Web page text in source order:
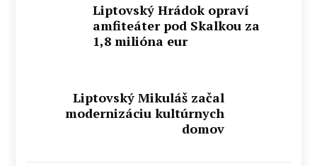
Liptovský Hrádok opraví
amfiteáter pod Skalkou za
1,8 milióna eur
Liptovský Mikuláš začal
modernizáciu kultúrnych
domov